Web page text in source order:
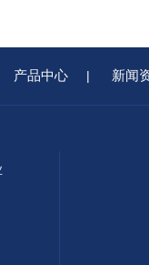
产品中心 | 新闻